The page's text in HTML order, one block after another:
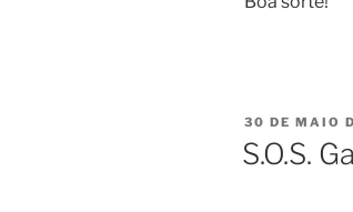
30 DE MAIO
S.O.S.